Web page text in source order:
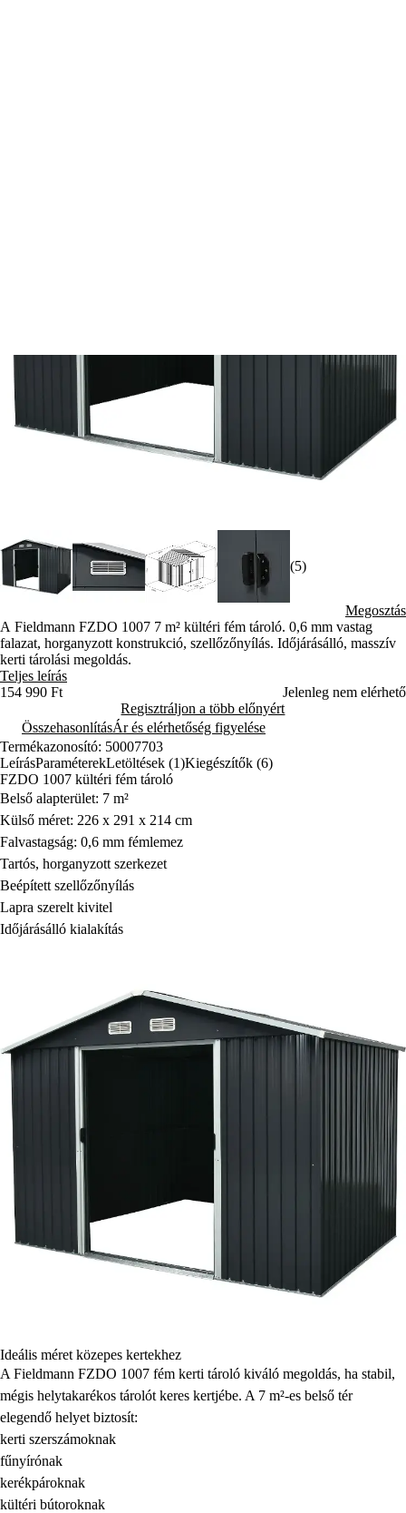
(5)
Megosztás
A Fieldmann FZDO 1007 7 m² kültéri fém tároló. 0,6 mm vastag
falazat, horganyzott konstrukció, szellőzőnyílás. Időjárásálló, masszív
kerti tárolási megoldás.
Teljes leírás
154 990 Ft
Jelenleg nem elérhető
Regisztráljon a több előnyért
ÖsszehasonlításÁr és elérhetőség figyelése
Termékazonosító: 50007703
LeírásParaméterekLetöltések (1)Kiegészítők (6)
FZDO 1007 kültéri fém tároló
Belső alapterület: 7 m²
Külső méret: 226 x 291 x 214 cm
Falvastagság: 0,6 mm fémlemez
Tartós, horganyzott szerkezet
Beépített szellőzőnyílás
Lapra szerelt kivitel
Időjárásálló kialakítás
Ideális méret közepes kertekhez
A Fieldmann FZDO 1007 fém kerti tároló kiváló megoldás, ha stabil,
mégis helytakarékos tárolót keres kertjébe. A 7 m²-es belső tér
elegendő helyet biztosít:
kerti szerszámoknak
fűnyírónak
kerékpároknak
kültéri bútoroknak